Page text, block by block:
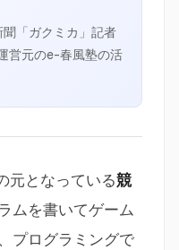
「ガクミカ」記者
営元のe-春風塾の活
元となっている競
ムを書いてゲーム
プログラミングで